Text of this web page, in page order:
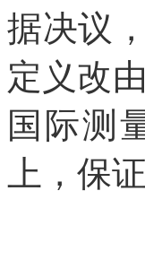
据决议
定义改
国际测
上，保